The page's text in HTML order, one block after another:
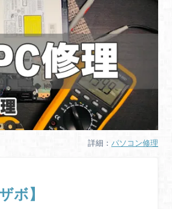
詳細： パソコン修理
ボ】